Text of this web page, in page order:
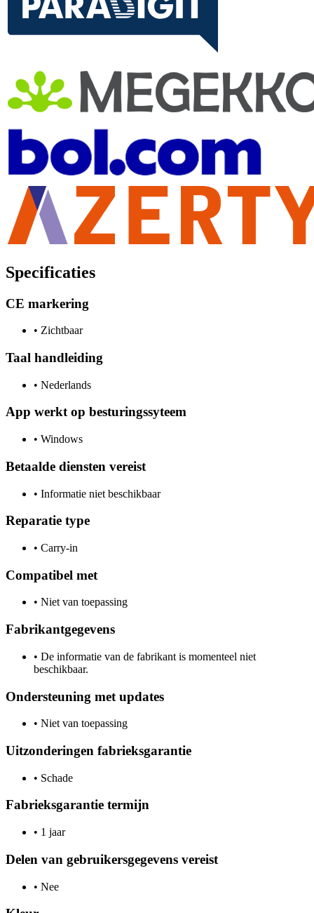
Specificaties
CE markering
• Zichtbaar
Taal handleiding
• Nederlands
App werkt op besturingssyteem
• Windows
Betaalde diensten vereist
• Informatie niet beschikbaar
Reparatie type
• Carry-in
Compatibel met
• Niet van toepassing
Fabrikantgegevens
• De informatie van de fabrikant is momenteel niet
beschikbaar.
Ondersteuning met updates
• Niet van toepassing
Uitzonderingen fabrieksgarantie
• Schade
Fabrieksgarantie termijn
• 1 jaar
Delen van gebruikersgegevens vereist
• Nee